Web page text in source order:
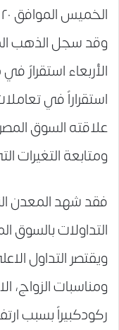
وقد سجل الذهب
الأربعاء استقرارً
استقراراً في
علاقته السوق
ومتابعة التغيرات
فقد شهد المعدن
التداولات بالسوق
ويقتصر التداول
ومناسبات الزواج،
ركودكبيراً بسبب